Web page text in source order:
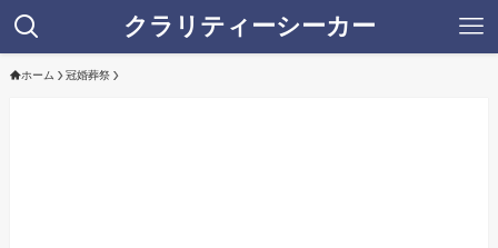
クラリティーシーカー
ホーム 冠婚葬祭